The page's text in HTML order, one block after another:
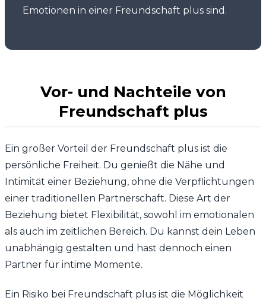
Emotionen in einer Freundschaft plus sind.
Vor- und Nachteile von
Freundschaft plus
Ein großer Vorteil der Freundschaft plus ist die
persönliche Freiheit. Du genießt die Nähe und
Intimität einer Beziehung, ohne die Verpflichtungen
einer traditionellen Partnerschaft. Diese Art der
Beziehung bietet Flexibilität, sowohl im emotionalen
als auch im zeitlichen Bereich. Du kannst dein Leben
unabhängig gestalten und hast dennoch einen
Partner für intime Momente.
Ein Risiko bei Freundschaft plus ist die Möglichkeit